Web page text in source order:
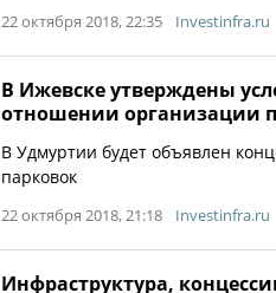
22 октября 2018, 22:35 Investinfra.ru
В Ижевске утверждены
отношении организации
В Удмуртии будет объявлен
парковок
22 октября 2018, 21:18 Investinfra.ru
Инфраструктура,